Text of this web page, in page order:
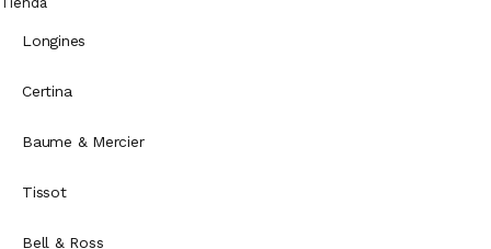
Longines
Certina
Baume & Mercier
Tissot
Bell & Ross